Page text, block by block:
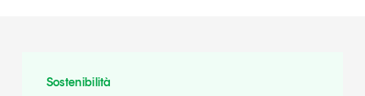
Sostenibilità